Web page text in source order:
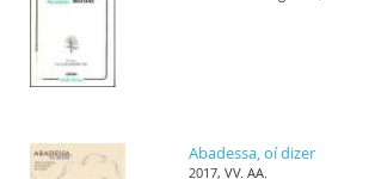
Abadessa, oí dizer
2017, VV. AA.